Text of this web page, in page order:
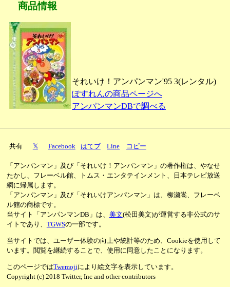
商品情報
それいけ！アンパンマン'95 3(レンタル)
ぽすれんの商品ページへ
アンパンマンDBで調べる
共有 𝕏 Facebook はてブ Line コピー
「アンパンマン」及び「それいけ！アンパンマン」の著作権は、やなせ
たかし、フレーベル館、トムス・エンタテインメント、日本テレビ放送
網に帰属します。
「アンパンマン」及び「それいけアンパンマン」は、柳瀬嵩、フレーベ
ル館の商標です。
当サイト「アンパンマンDB」は、 美文(松田美文)が運営する非公式のサ
イトであり、 TGWSの一部です。
当サイトでは、ユーザー体験の向上や統計等のため、Cookieを使用して
います。閲覧を継続することで、使用に同意したことになります。
このページではTwemojiにより絵文字を表示しています。
Copyright (c) 2018 Twitter, Inc and other contributors